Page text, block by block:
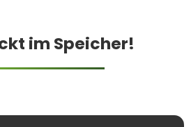
im Speicher!